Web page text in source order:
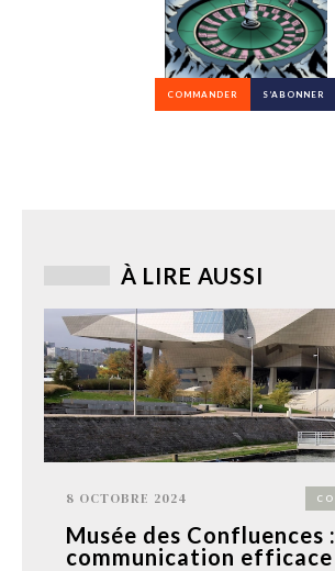
COMMANDER S’ABONNER
À LIRE AUSSI
8 OCTOBRE 2024
Musée des Confluences
communication efficace